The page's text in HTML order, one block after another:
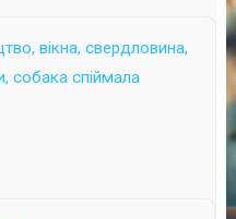
вікна, свердловина,
собака спіймала